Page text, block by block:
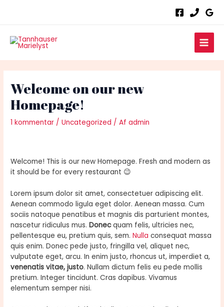
Main
Welcome on our new
Homepage!
1 kommentar /Uncategorized / Afadmin
Welcome! This is our new Homepage. Fresh and modern as
it should be for every restaurant 😉
Lorem ipsum dolor sit amet, consectetuer adipiscing elit.
Aenean commodo ligula eget dolor. Aenean massa. Cum
sociis natoque penatibus et magnis dis parturient montes,
nascetur ridiculus mus.Donecquam felis, ultricies nec,
pellentesque eu, pretium quis, sem.Nulla consequat massa
quis enim. Donec pede justo, fringilla vel, aliquet nec,
vulputate eget, arcu. In enim justo, rhoncus ut, imperdiet a,
venenatis vitae, justo. Nullam dictum felis eu pede mollis
pretium. Integer tincidunt. Cras dapibus. Vivamus
elementum semper nisi.